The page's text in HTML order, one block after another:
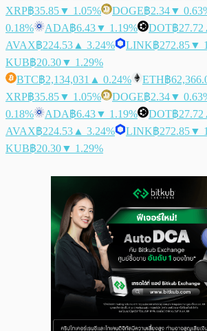
XRP฿35.85▼ 1.05% DOGE฿2.34▼
0.18%
ADA฿6.43▼ 1.19% DOT฿27.72
AVAX฿224.53 ▲ 3.24% LINK฿272.85▼
KUB฿20.30▼ 1.29%
BTC฿2,134,031 ▲ 0.24% ETH฿
XRP฿35.85▼ 1.05% DOGE฿2.34▼
0.18%
ADA฿6.43▼ 1.19% DOT฿27.72
AVAX฿224.53 ▲ 3.24% LINK฿272.85▼
KUB฿20.30▼ 1.29%